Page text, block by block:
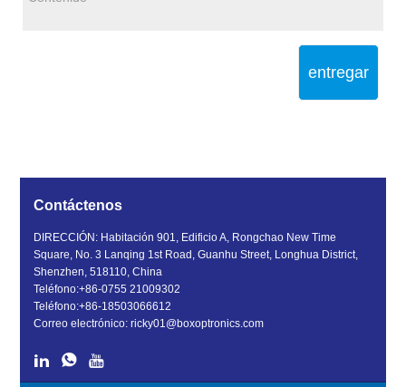
entregar
Contáctenos
DIRECCIÓN: Habitación 901, Edificio A, Rongchao New Time
Square, No. 3 Lanqing 1st Road, Guanhu Street, Longhua District,
Shenzhen, 518110, China
Teléfono:+86-0755 21009302
Teléfono:+86-18503066612
Correo electrónico:ricky01@boxoptronics.com